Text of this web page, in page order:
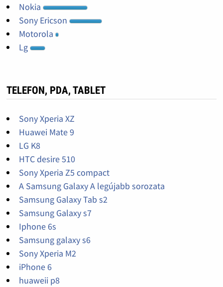
Nokia
Sony Ericson
Motorola
Lg
TELEFON, PDA, TABLET
Sony Xperia XZ
Huawei Mate 9
LG K8
HTC desire 510
Sony Xperia Z5 compact
A Samsung Galaxy A legújabb sorozata
Samsung Galaxy Tab s2
Samsung Galaxy s7
Iphone 6s
Samsung galaxy s6
Sony Xperia M2
iPhone 6
huaweii p8